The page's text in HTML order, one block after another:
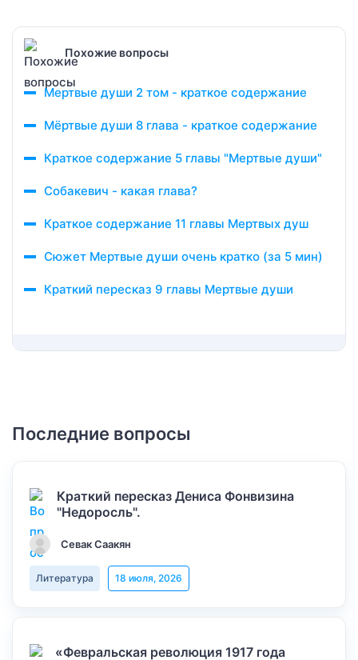
Похожие вопросы
Мертвые души 2 том - краткое содержание
Мёртвые души 8 глава - краткое содержание
Краткое содержание 5 главы "Мертвые души"
Собакевич - какая глава?
Краткое содержание 11 главы Мертвых душ
Сюжет Мертвые души очень кратко (за 5 мин)
Краткий пересказ 9 главы Мертвые души
Последние вопросы
Краткий пересказ Дениса Фонвизина
"Недоросль".
Севак Саакян
Литература 18 июля, 2026
«Февральская революция 1917 года